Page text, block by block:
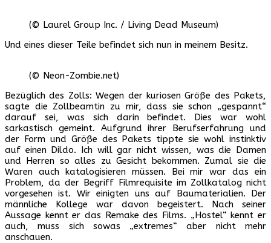
(© Laurel Group Inc. / Living Dead Museum)
Und eines dieser Teile befindet sich nun in meinem Besitz.
(© Neon-Zombie.net)
Bezüglich des Zolls: Wegen der kuriosen Größe des Pakets,
sagte die Zollbeamtin zu mir, dass sie schon „gespannt“
darauf sei, was sich darin befindet. Dies war wohl
sarkastisch gemeint. Aufgrund ihrer Berufserfahrung und
der Form und Größe des Pakets tippte sie wohl instinktiv
auf einen Dildo. Ich will gar nicht wissen, was die Damen
und Herren so alles zu Gesicht bekommen. Zumal sie die
Waren auch katalogisieren müssen. Bei mir war das ein
Problem, da der Begriff Filmrequisite im Zollkatalog nicht
vorgesehen ist. Wir einigten uns auf Baumaterialien. Der
männliche Kollege war davon begeistert. Nach seiner
Aussage kennt er das Remake des Films. „Hostel“ kennt er
auch, muss sich sowas „extremes“ aber nicht mehr
anschauen.